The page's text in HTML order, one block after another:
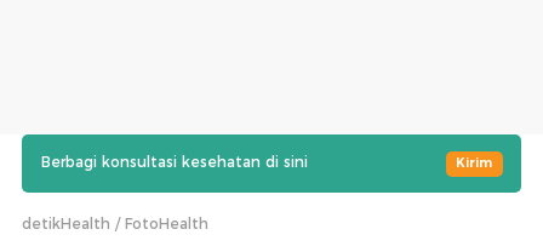
Berbagi konsultasi kesehatan di sini Kirim
detikHealth FotoHealth